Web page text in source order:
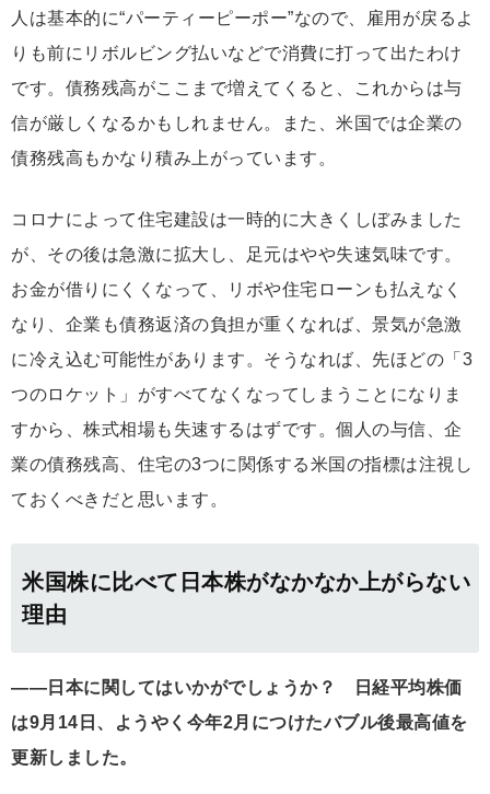
人は基本的に“パーティーピーポー”なので、雇用が戻るよ
りも前にリボルビング払いなどで消費に打って出たわけ
です。債務残高がここまで増えてくると、これからは与
信が厳しくなるかもしれません。また、米国では企業の
債務残高もかなり積み上がっています。
コロナによって住宅建設は一時的に大きくしぼみました
が、その後は急激に拡大し、足元はやや失速気味です。
お金が借りにくくなって、リボや住宅ローンも払えなく
なり、企業も債務返済の負担が重くなれば、景気が急激
に冷え込む可能性があります。そうなれば、先ほどの「3
つのロケット」がすべてなくなってしまうことになりま
すから、株式相場も失速するはずです。個人の与信、企
業の債務残高、住宅の3つに関係する米国の指標は注視し
ておくべきだと思います。
米国株に比べて日本株がなかなか上がらない
理由
――日本に関してはいかがでしょうか？ 日経平均株価
は9月14日、ようやく今年2月につけたバブル後最高値を
更新しました。